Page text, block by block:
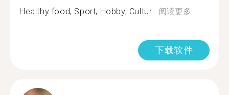
Healthy food, Sport, Hobby, Cultur...阅读更多
下载软件